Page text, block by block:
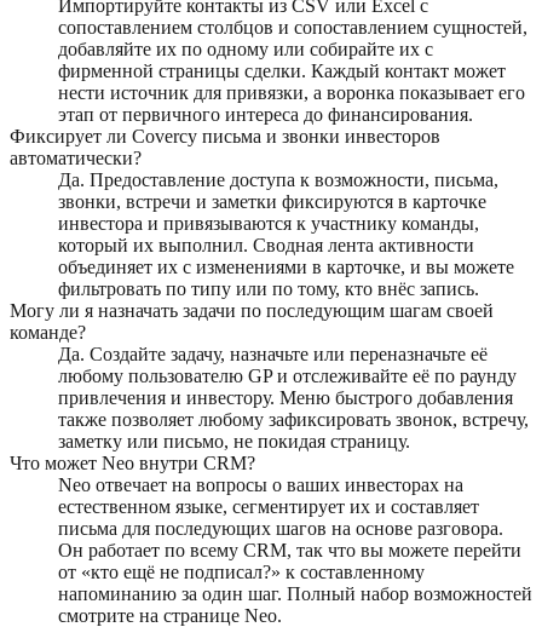
Импортируйте контакты из CSV или Excel с
сопоставлением столбцов и сопоставлением сущностей,
добавляйте их по одному или собирайте их с
фирменной страницы сделки. Каждый контакт может
нести источник для привязки, а воронка показывает его
этап от первичного интереса до финансирования.
Фиксирует ли Covercy письма и звонки инвесторов
автоматически?
Да. Предоставление доступа к возможности, письма,
звонки, встречи и заметки фиксируются в карточке
инвестора и привязываются к участнику команды,
который их выполнил. Сводная лента активности
объединяет их с изменениями в карточке, и вы можете
фильтровать по типу или по тому, кто внёс запись.
Могу ли я назначать задачи по последующим шагам своей
команде?
Да. Создайте задачу, назначьте или переназначьте её
любому пользователю GP и отслеживайте её по раунду
привлечения и инвестору. Меню быстрого добавления
также позволяет любому зафиксировать звонок, встречу,
заметку или письмо, не покидая страницу.
Что может Neo внутри CRM?
Neo отвечает на вопросы о ваших инвесторах на
естественном языке, сегментирует их и составляет
письма для последующих шагов на основе разговора.
Он работает по всему CRM, так что вы можете перейти
от «кто ещё не подписал?» к составленному
напоминанию за один шаг. Полный набор возможностей
смотрите на странице Neo.